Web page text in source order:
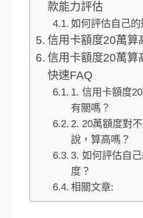
款能力評估
如何評估自己的
信用卡額度20萬算
信用卡額度20萬算
快速FAQ
1. 信用卡額度
有關嗎？
2. 20萬額度對
說，算高嗎？
3. 如何評估自
度？
相關文章: